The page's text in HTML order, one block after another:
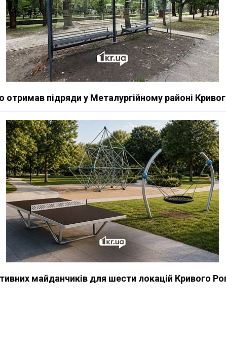
отримав підряди у Металургійному районі
майданчиків для шести локацій Кривого